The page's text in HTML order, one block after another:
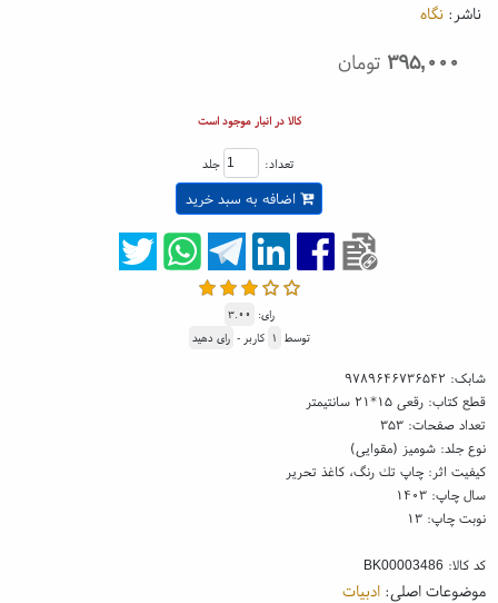
ناشر: نگاه
۳۹۵,۰۰۰ تومان
کالا در انبار موجود است
تعداد: جلد
اضافه به سبد خرید
رای: ۳.۰۰
توسط ۱ کاربر - رای دهید
شابک: ۹۷۸۹۶۴۶۷۳۶۵۴۲
قطع کتاب: رقعی ۱۵*۲۱ سانتیمتر
تعداد صفحات: ۳۵۳
نوع جلد: شومیز (مقوایی)
کیفیت اثر: چاپ تك رنگ، کاغذ تحریر
سال چاپ: ۱۴۰۳
نوبت چاپ: ۱۳
کد کالا: BK00003486
موضوعات اصلی:ادبیات